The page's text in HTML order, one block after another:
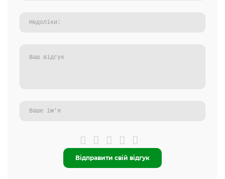
Відправити свій відгук